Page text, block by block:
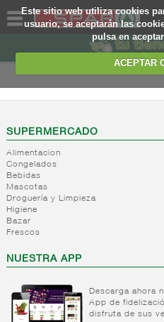
Este sitio web utiliza cookies
usuario, se aceptarán las
pulsa en
ACEPTAR
SOMOS
WEB
EJEMPLO
SUPERMERCADO
Alimentacion
Congelados
Bebidas
Mascotas
Droguería y Limpieza
Higiene
Bazar
Frescos
NUESTRA APP
Descarga ahora
App de
disfruta de sus